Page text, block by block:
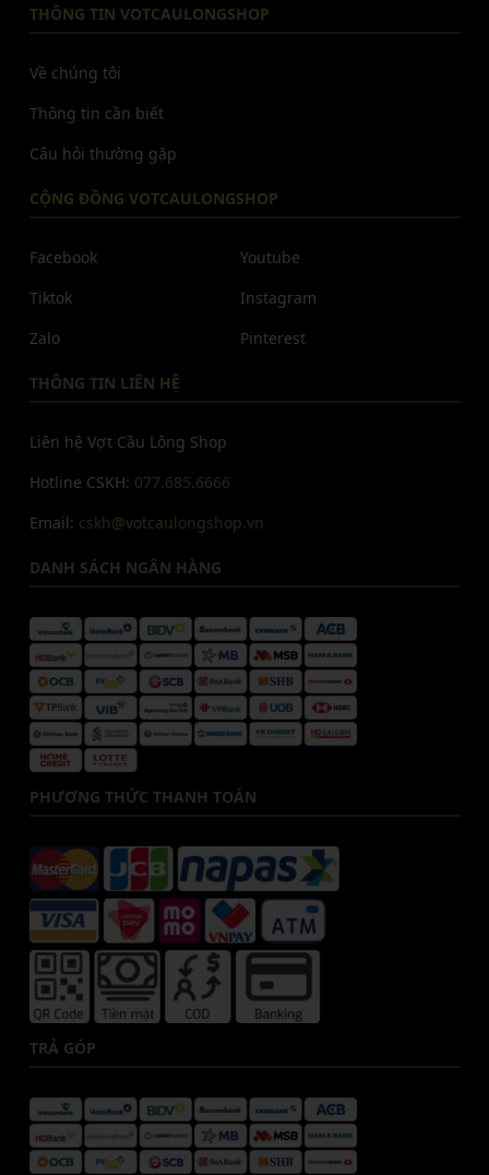
THÔNG TIN VOTCAULONGSHOP
Về chúng tôi
Thông tin cần biết
Câu hỏi thường gặp
CỘNG ĐỒNG VOTCAULONGSHOP
Facebook
Tiktok
Zalo
Youtube
Instagram
Pinterest
THÔNG TIN LIÊN HỆ
Liên hệ Vợt Cầu Lông Shop
Hotline CSKH: 077.685.6666
Email: cskh@votcaulongshop.vn
DANH SÁCH NGÂN HÀNG
PHƯƠNG THỨC THANH TOÁN
TRẢ GÓP